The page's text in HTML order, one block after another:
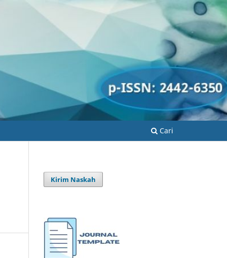
Cari
Kirim Naskah